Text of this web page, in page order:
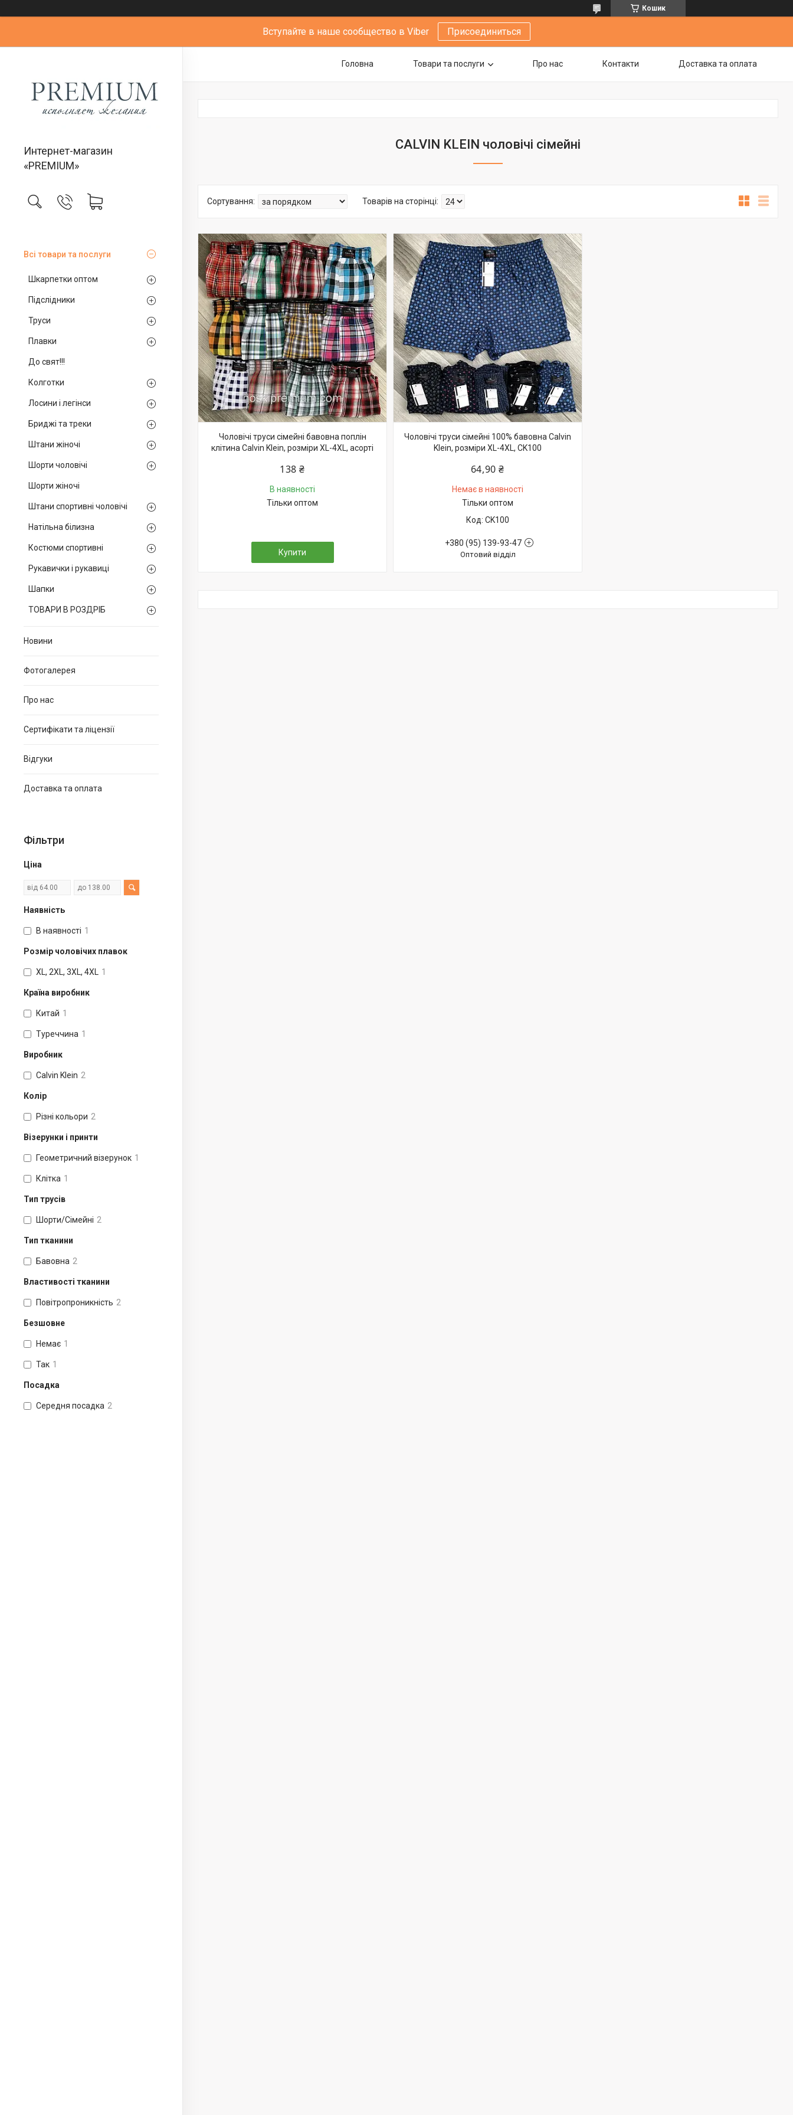
Кошик
Вступайте в наше сообщество в Viber Присоединиться
Интернет-магазин
«PREMIUM»
Всі товари та послуги
Шкарпетки оптом
Підслідники
Труси
Плавки
До свят!!!
Колготки
Лосини і легінси
Бриджі та треки
Штани жіночі
Шорти чоловічі
Шорти жіночі
Штани спортивні чоловічі
Натільна білизна
Костюми спортивні
Рукавички і рукавиці
Шапки
ТОВАРИ В РОЗДРІБ
Новини
Фотогалерея
Про нас
Сертифікати та ліцензії
Відгуки
Доставка та оплата
Фільтри
Ціна
Наявність
В наявності 1
Розмір чоловічих плавок
XL, 2XL, 3XL, 4XL 1
Країна виробник
Китай 1
Туреччина 1
Виробник
Calvin Klein 2
Колір
Різні кольори 2
Візерунки і принти
Геометричний візерунок 1
Клітка 1
Тип трусів
Шорти/Сімейні 2
Тип тканини
Бавовна 2
Властивості тканини
Повітропроникність 2
Безшовне
Немає 1
Так 1
Посадка
Середня посадка 2
Головна Товари та послуги Про нас Контакти Доставка та оплата
CALVIN KLEIN чоловічі сімейні
Чоловічі труси сімейні бавовна поплін
клітина Calvin Klein, розміри XL-4XL, асорті
138 ₴
В наявності
Тільки оптом
Купити
Чоловічі труси сімейні 100% бавовна Calvin
Klein, розміри XL-4XL, CK100
64,90 ₴
Немає в наявності
Тільки оптом
CK100
+380 (95) 139-93-47
Оптовий відділ